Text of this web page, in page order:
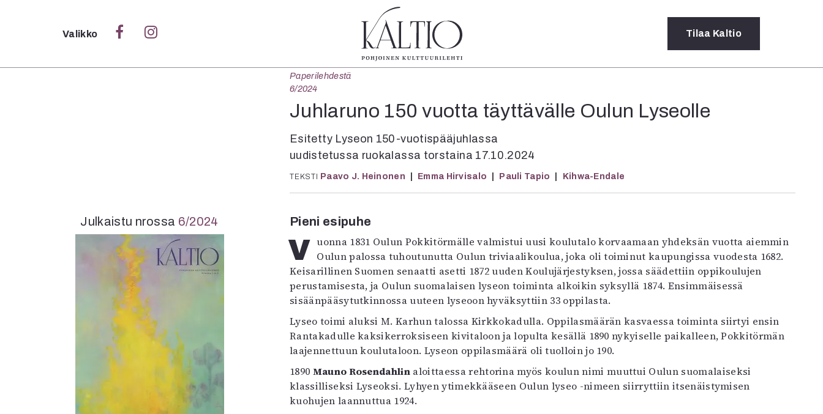
Sulje
Kategoriat
Verkkoartikkeli
Teatteri
Tanssi
Tanssi
Sámegillii
Pääkirjoitus
Oulu2026
Näyttelyt
Musiikki
Levyt
Kuvataide
Kirjat
Esitystaide
Arkisto
4/2026
2–3/2026
1/2026
6/2025
5/2025
Lehtiarkisto
Tilaus ja
irtonumerot
Toimitus
Kaltio ry
Valikko Tilaa Kaltio
Paperilehdestä
6/2024
Juhlaruno 150 vuotta täyttävälle Oulun Lyseolle
Esitetty Lyseon 150-vuotispääjuhlassa
uudistetussa ruokalassa torstaina 17.10.2024
TEKSTI Paavo J. Heinonen Emma Hirvisalo Pauli Tapio Kihwa-Endale
Pieni esipuhe
Vuonna 1831 Oulun Pokkitörmälle valmistui uusi koulutalo korvaamaan yhdeksän vuotta aiemmin Oulun palossa tuhoutunutta Oulun triviaalikoulua, joka oli toiminut kaupungissa vuodesta 1682.
Keisarillinen Suomen senaatti asetti 1872 uuden Koulujärjestyksen, jossa säädettiin oppikoulujen
perustamisesta, ja Oulun suomalaisen lyseon toiminta alkoikin syksyllä 1874. Ensimmäisessä
sisäänpääsytutkinnossa uuteen lyseoon hyväksyttiin 33 oppilasta.
Lyseo toimi aluksi M. Karhun talossa Kirkkokadulla. Oppilasmäärän kasvaessa toiminta siirtyi ensin
Rantakadulle kaksikerroksiseen kivitaloon ja lopulta kesällä 1890 nykyiselle paikalleen, Pokkitörmän
laajennettuun koulutaloon. Lyseon oppilasmäärä oli tuolloin jo 190.
1890 Mauno Rosendahlin aloittaessa rehtorina myös koulun nimi muuttui Oulun suomalaiseksi
klassilliseksi Lyseoksi. Lyhyen ytimekkääseen Oulun lyseo -nimeen siirryttiin itsenäistymisen
kuohujen laannuttua 1924.
Julkaistu nrossa 6/2024